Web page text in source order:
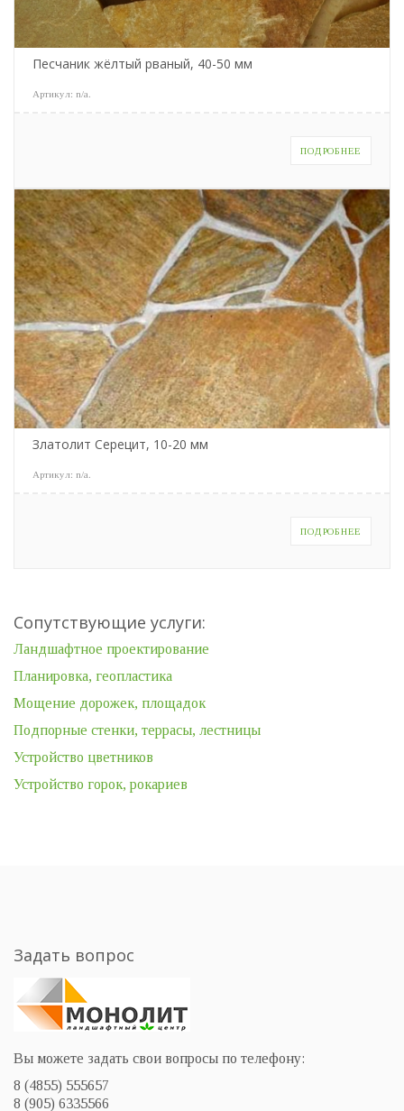
Песчаник жёлтый рваный, 40-50 мм
Артикул: n/a
ПОДРОБНЕЕ
Златолит Серецит, 10-20 мм
Артикул: n/a
ПОДРОБНЕЕ
Сопутствующие услуги:
Ландшафтное проектирование
Планировка, геопластика
Мощение дорожек, площадок
Подпорные стенки, террасы, лестницы
Устройство цветников
Устройство горок, рокариев
Задать вопрос
Вы можете задать свои вопросы по телефону:
8 (4855) 555657
8 (905) 6335566